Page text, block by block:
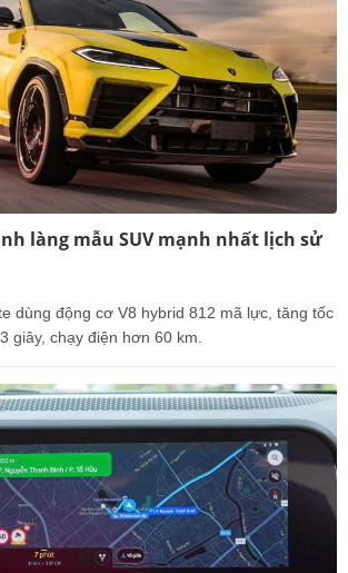
làng mẫu SUV mạnh nhất lịch sử
dùng động cơ V8 hybrid 812 mã lực, tăng tốc
giây, chạy điện hơn 60 km.